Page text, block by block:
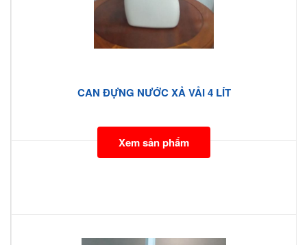
CAN ĐỰNG NƯỚC XẢ VẢI 4 LÍT
Xem sản phẩm